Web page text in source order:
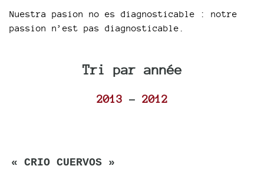
Nuestra pasion no es diagnosticable : notre
passion n’est pas diagnosticable.
Tri par année
2013 - 2012
« CRIO CUERVOS »